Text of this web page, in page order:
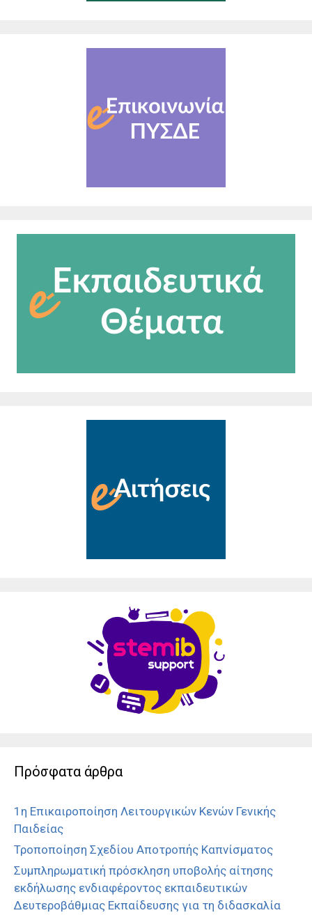
Πρόσφατα άρθρα
1η Επικαιροποίηση Λειτουργικών Κενών Γενικής
Παιδείας
Τροποποίηση Σχεδίου Αποτροπής Καπνίσματος
Συμπληρωματική πρόσκληση υποβολής αίτησης
εκδήλωσης ενδιαφέροντος εκπαιδευτικών
Δευτεροβάθμιας Εκπαίδευσης για τη διδασκαλία